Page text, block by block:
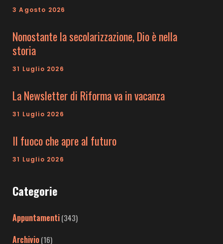
3 Agosto 2026
Nonostante la secolarizzazione, Dio è nella
storia
31 Luglio 2026
La Newsletter di Riforma va in vacanza
31 Luglio 2026
Il fuoco che apre al futuro
31 Luglio 2026
Categorie
Appuntamenti(343)
Archivio(16)